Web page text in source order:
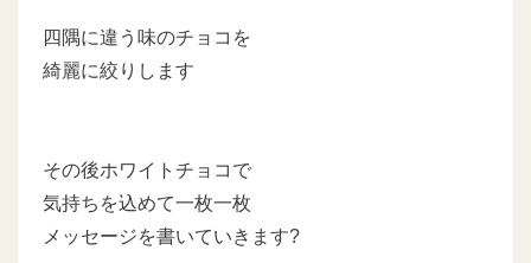
四隅に違う味のチョコを
綺麗に絞りします
その後ホワイトチョコで
気持ちを込めて一枚一枚
メッセージを書いていきます?